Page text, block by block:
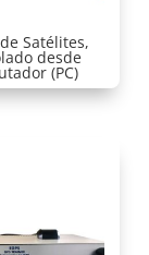
Satélites,
desde
(PC)